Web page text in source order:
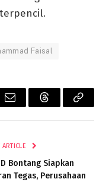
Faisal
Email ThreadsCopy
ARTICLE
Bontang Siapkan
Tegas, Perusahaan